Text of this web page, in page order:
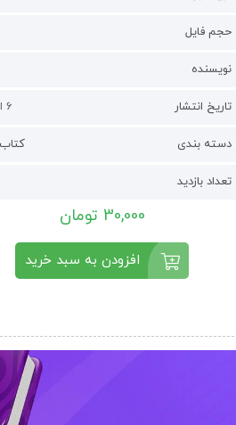
حجم فایل
نویسنده
تاریخ انتشار 6 اکتبر 2024
دسته بندی
تعداد بازدید
30,000 تومان
افزودن به سبد خرید